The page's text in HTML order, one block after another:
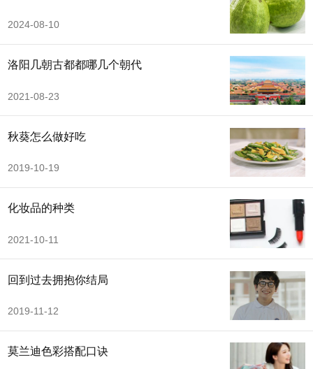
2024-08-10
洛阳几朝古都都哪几个朝代
2021-08-23
秋葵怎么做好吃
2019-10-19
化妆品的种类
2021-10-11
回到过去拥抱你结局
2019-11-12
莫兰迪色彩搭配口诀